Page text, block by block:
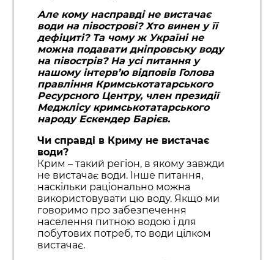
Але кому насправді не вистачає
води на півострові? Хто винен у її
дефіциті? Та чому ж Україні не
можна подавати дніпровську воду
на півострів? На усі питання у
нашому інтерв’ю відповів Голова
правління Кримськотатарського
Ресурсного Центру, член президії
Меджлісу кримськотатарського
народу Ескендер Барієв.
Чи справді в Криму не вистачає
води?
Крим – такий регіон, в якому завжди
не вистачає води. Інше питання,
наскільки раціонально можна
використовувати цю воду. Якщо ми
говоримо про забезпечення
населення питною водою і для
побутових потреб, то води цілком
вистачає.